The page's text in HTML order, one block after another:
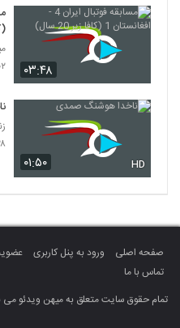
۰۳:۴۸
۰۱:۵۰ HD
۲۸
صفحه اصلی ورود به پنل کاربری
تماس با ما
تمام حقوق سایت متعلق به میهن ویدئو می